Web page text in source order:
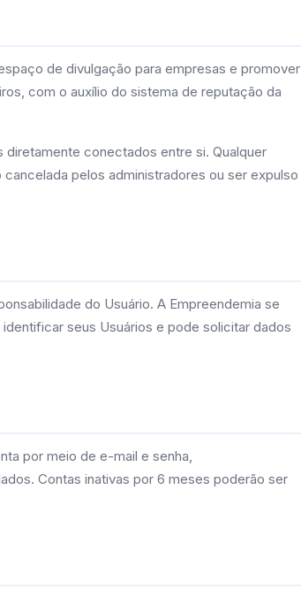
de divulgação para empresas e promover
com o auxílio do sistema de reputação da
conectados entre si. Qualquer
pelos administradores ou ser expulso
do Usuário. A Empreendemia se
seus Usuários e pode solicitar dados
por meio de e-mail e senha,
Contas inativas por 6 meses poderão ser